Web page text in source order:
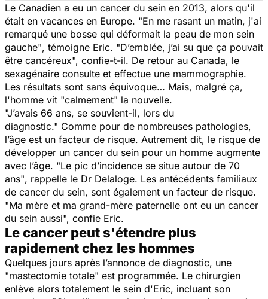
Le Canadien a eu un cancer du sein en 2013, alors qu'il
était en vacances en Europe. "En me rasant un matin, j'ai
remarqué une bosse qui déformait la peau de mon sein
gauche", témoigne Eric. "D’emblée, j’ai su que ça pouvait
être cancéreux", confie-t-il. De retour au Canada, le
sexagénaire consulte et effectue une mammographie.
Les résultats sont sans équivoque… Mais, malgré ça,
l'homme vit "calmement" la nouvelle.
"J’avais 66 ans, se souvient-il, lors du
diagnostic." Comme pour de nombreuses pathologies,
l’âge est un facteur de risque. Autrement dit, le risque de
développer un cancer du sein pour un homme augmente
avec l’âge. "Le pic d’incidence se situe autour de 70
ans", rappelle le Dr Delaloge. Les antécédents familiaux
de cancer du sein, sont également un facteur de risque.
"Ma mère et ma grand-mère paternelle ont eu un cancer
du sein aussi", confie Eric.
Le cancer peut s'étendre plus
rapidement chez les hommes
Quelques jours après l’annonce de diagnostic, une
"mastectomie totale" est programmée. Le chirurgien
enlève alors totalement le sein d'Eric, incluant son